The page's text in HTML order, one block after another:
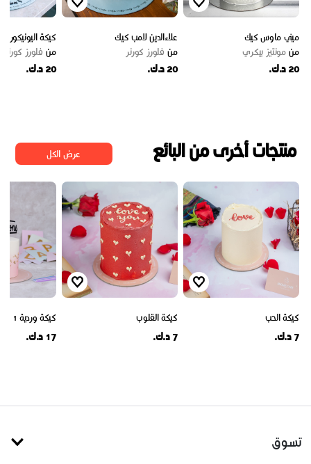
ميني ماوس كيك
من مونتيز بيكري
20 د.ك.
علاءالدين لامب كيك
من فلورز كورنر
20 د.ك.
كيكة اليونيكورن I
من فلورز كورنر
20 د.ك.
منتجات أخرى من البائع عرض الكل
كيكة الحب
7 د.ك.
كيكة القلوب
7 د.ك.
كيكة وردية 1
17 د.ك.
تسوق